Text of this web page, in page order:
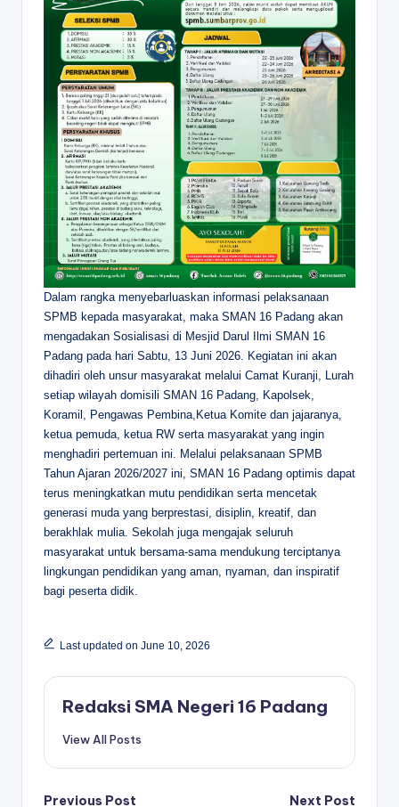
Dalam rangka menyebarluaskan informasi pelaksanaan
SPMB kepada masyarakat, maka SMAN 16 Padang akan
mengadakan Sosialisasi di Mesjid Darul Ilmi SMAN 16
Padang pada hari Sabtu, 13 Juni 2026. Kegiatan ini akan
dihadiri oleh unsur masyarakat melalui Camat Kuranji, Lurah
setiap wilayah domisili SMAN 16 Padang, Kapolsek,
Koramil, Pengawas Pembina,Ketua Komite dan jajaranya,
ketua pemuda, ketua RW serta masyarakat yang ingin
menghadiri pertemuan ini. Melalui pelaksanaan SPMB
Tahun Ajaran 2026/2027 ini, SMAN 16 Padang optimis dapat
terus meningkatkan mutu pendidikan serta mencetak
generasi muda yang berprestasi, disiplin, kreatif, dan
berakhlak mulia. Sekolah juga mengajak seluruh
masyarakat untuk bersama-sama mendukung terciptanya
lingkungan pendidikan yang aman, nyaman, dan inspiratif
bagi peserta didik.
Last updated on June 10, 2026
Redaksi SMA Negeri 16 Padang
View All Posts
Previous Post Next Post